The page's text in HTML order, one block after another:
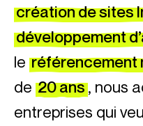
création de sites
développement
le référencement
de 20 ans, nous
entreprises qui